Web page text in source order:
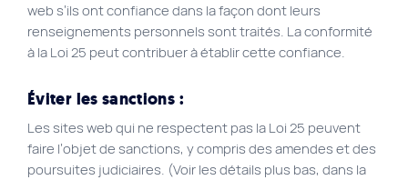
web s’ils ont confiance dans la façon dont leurs
renseignements personnels sont traités. La conformité
à la Loi 25 peut contribuer à établir cette confiance.
Éviter les sanctions :
Les sites web qui ne respectent pas la Loi 25 peuvent
faire l’objet de sanctions, y compris des amendes et des
poursuites judiciaires. (Voir les détails plus bas, dans la